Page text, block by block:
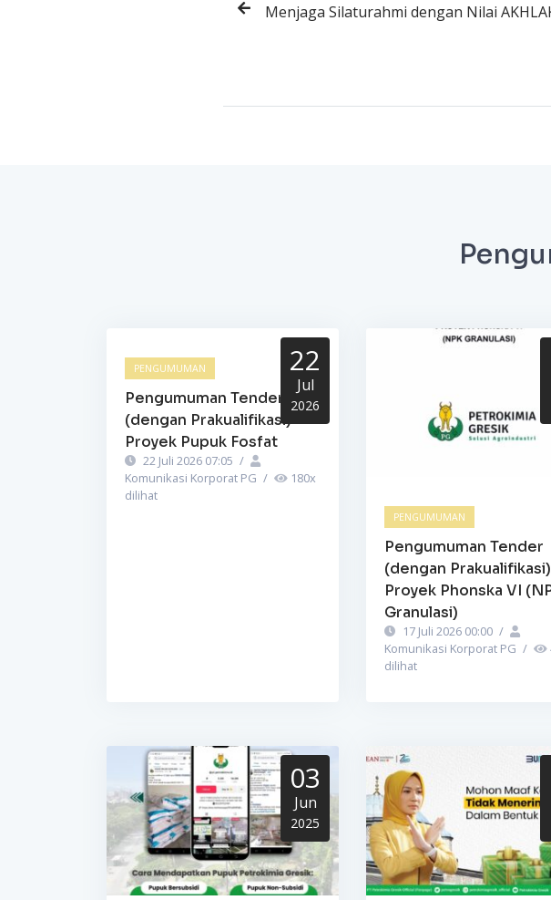
Menjaga Silaturahmi dengan Nilai
22
Jul
2026
PENGUMUMAN
Pengumuman Tender
(dengan Prakualifikasi)
Proyek Pupuk Fosfat
22 Juli 2026 07:05 /
Komunikasi Korporat PG / 180x
dilihat
PENGUMUMAN
Pengumuman Tender
(dengan Prakualifikasi)
Proyek Phonska VI
Granulasi)
17 Juli 2026 00:00 /
Komunikasi Korporat PG /
dilihat
03
Jun
2025